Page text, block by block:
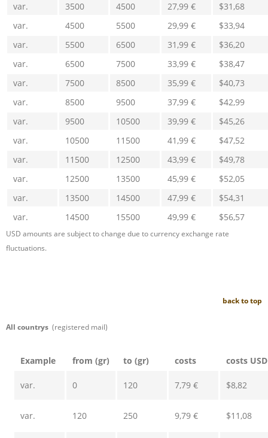
var. 3500 4500 27,99 €
$31,68
var.
4500 5500 29,99 €
$33,94
var.
5500 6500 31,99 €
$36,20
var.
6500 7500 33,99 €
$38,47
var.
7500 8500 35,99 €
$40,73
var.
8500 9500 37,99 €
$42,99
var.
9500 10500 39,99 €
$45,26
var.
10500 11500 41,99 €
$47,52
var.
11500 12500 43,99 €
$49,78
var.
12500 13500 45,99 €
$52,05
var.
13500 14500 47,99 €
$54,31
var.
14500 15500 49,99 € $56,57
USD amounts are subject to change due to currency exchange rate
fluctuations.
back to top
All countrys (registered mail)
Example from (gr) to (gr) costs costs USD
var. 0 120 7,79 € $8,82
var. 120 250 9,79 € $11,08